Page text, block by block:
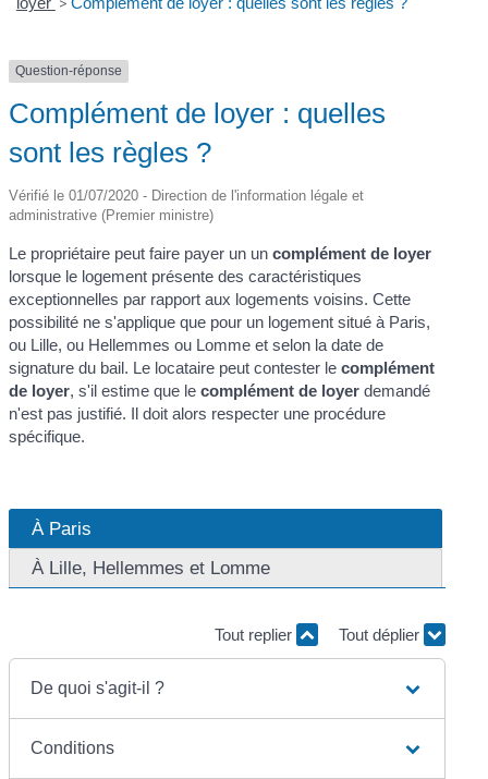
Question-réponse
Complément de loyer : quelles
sont les règles ?
Vérifié le 01/07/2020 - Direction de l'information légale et
administrative (Premier ministre)
Le propriétaire peut faire payer un uncomplément de loyer
lorsque le logement présente des caractéristiques
exceptionnelles par rapport aux logements voisins. Cette
possibilité ne s'applique que pour un logement situé à Paris,
ou Lille, ou Hellemmes ou Lomme et selon la date de
signature du bail. Le locataire peut contester lecomplément
de loyer, s'il estime que lecomplément de loyer demandé
n'est pas justifié. Il doit alors respecter une procédure
spécifique.
À Paris
À Lille, Hellemmes et Lomme
Tout replier Tout déplier
De quoi s'agit-il ?
Conditions